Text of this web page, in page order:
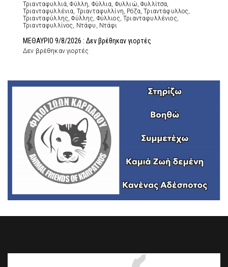
Τριανταφυλλιά, Φύλλη, Φύλλια, Φυλλιώ, Φυλλίτσα,
Τριανταφυλλένια, Τριανταφυλλίνη, Ρόζα, Τριαντάφυλλος,
Τριανταφύλλης, Φύλλης, Φύλλιος, Τριανταφυλλένιος,
Τριανταφυλλίνος, Ντάφυ, Ντάφι
ΜΕΘΑΥΡΙΟ 9/8/2026 : Δεν βρέθηκαν γιορτές
Δεν βρέθηκαν γιορτές